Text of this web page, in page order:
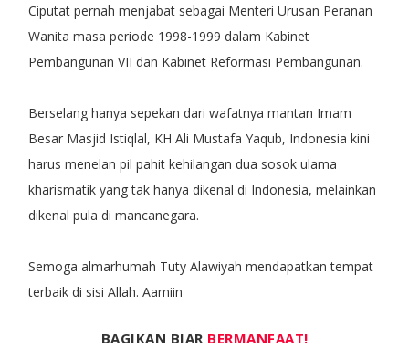
Ciputat pernah menjabat sebagai Menteri Urusan Peranan
Wanita masa periode 1998-1999 dalam Kabinet
Pembangunan VII dan Kabinet Reformasi Pembangunan.
Berselang hanya sepekan dari wafatnya mantan Imam
Besar Masjid Istiqlal, KH Ali Mustafa Yaqub, Indonesia kini
harus menelan pil pahit kehilangan dua sosok ulama
kharismatik yang tak hanya dikenal di Indonesia, melainkan
dikenal pula di mancanegara.
Semoga almarhumah Tuty Alawiyah mendapatkan tempat
terbaik di sisi Allah. Aamiin
BAGIKAN BIAR BERMANFAAT!